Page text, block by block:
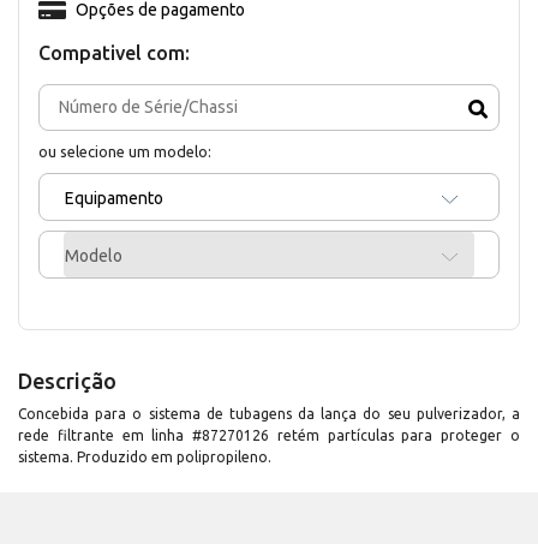
Compativel com:
ou selecione um modelo:
Equipamento
Modelo
Opções de pagamento
Descrição
Concebida para o sistema de tubagens da lança do seu pulverizador, a
rede filtrante em linha #87270126 retém partículas para proteger o
sistema. Produzido em polipropileno.